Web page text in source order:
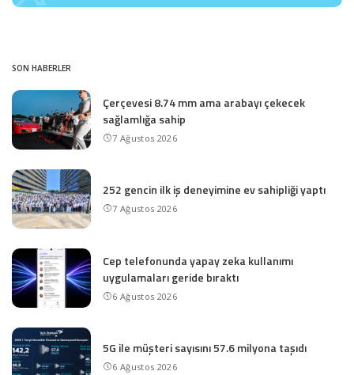
SON HABERLER
Çerçevesi 8.74 mm ama arabayı çekecek
sağlamlığa sahip
7 Ağustos 2026
252 gencin ilk iş deneyimine ev sahipliği yaptı
7 Ağustos 2026
Cep telefonunda yapay zeka kullanımı
uygulamaları geride bıraktı
6 Ağustos 2026
5G ile müşteri sayısını 57.6 milyona taşıdı
6 Ağustos 2026